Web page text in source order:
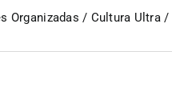
Organizadas / Cultura Ultra /